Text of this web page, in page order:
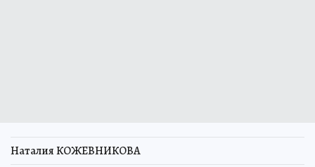
Наталия КОЖЕВНИКОВА